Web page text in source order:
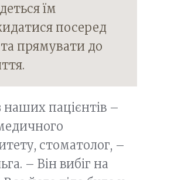
їм
посеред
та прямувати до
пацієнтів –
стоматолог, –
– Він вибіг на